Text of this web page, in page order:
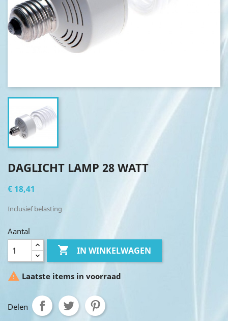
DAGLICHT LAMP 28 WATT
€ 18,41
Inclusief belasting
Aantal
 IN WINKELWAGEN
 Laatste items in voorraad
Delen